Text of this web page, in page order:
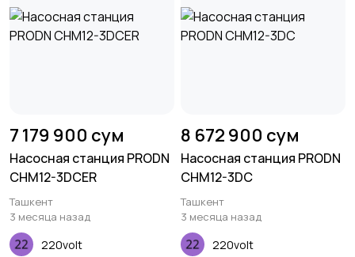
7 179 900 сум
Насосная станция PRODN
CHM12-3DCER
Ташкент
3 месяца назад
220volt
8 672 900 сум
Насосная станция PRODN
CHM12-3DC
Ташкент
3 месяца назад
220volt